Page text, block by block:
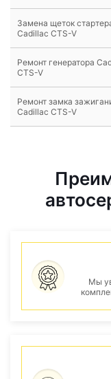
Замена щеток
Cadillac CTS-V
Ремонт генератора
CTS-V
Ремонт замка
Cadillac CTS-V
Мы